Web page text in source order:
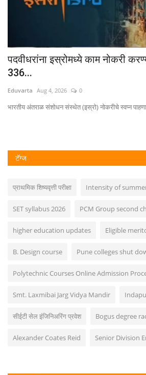
पदवीधरांना इस्रोमध्ये काम नोकरी
336...
Eduvarta Aug 4, 2026 0
भारतीय अंतराळ संशोधन संस्थेत (इस्रो) नोकरीचे स्वप्न
टॅग्ज
प्राथमिक शिष्यवृत्ती परीक्षा Intensity of
SET syllabus 2026 PCM Group second
higher education updates Eligible
B. Design course Pune colleges shut
Polytechnic Courses Online Admission
Smt. Laxmibai Jarg Vidya Mandir
सीईटी सेल इंजिनिअरिंग प्रवेश Bogus degree
Alexander Coates Reid Senior Division